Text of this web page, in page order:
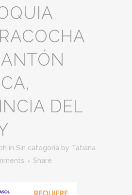
DEL
in Sin categoría by Tatiana
Share